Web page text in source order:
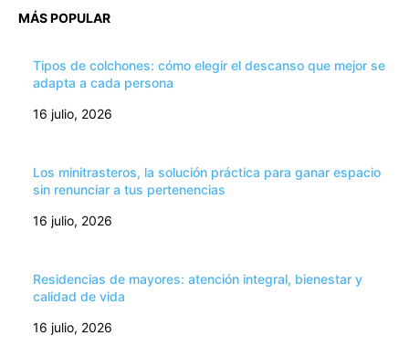
MÁS POPULAR
Tipos de colchones: cómo elegir el descanso que mejor se
adapta a cada persona
16 julio, 2026
Los minitrasteros, la solución práctica para ganar espacio
sin renunciar a tus pertenencias
16 julio, 2026
Residencias de mayores: atención integral, bienestar y
calidad de vida
16 julio, 2026